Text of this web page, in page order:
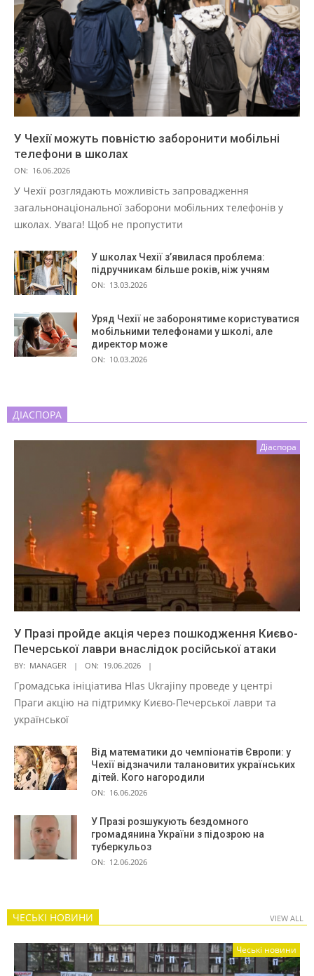
У Чехії можуть повністю заборонити мобільні
телефони в школах
ON: 16.06.2026
У Чехії розглядають можливість запровадження
загальнонаціональної заборони мобільних телефонів у
школах. Увага! Щоб не пропустити
У школах Чехії з’явилася проблема:
підручникам більше років, ніж учням
ON: 13.03.2026
Уряд Чехії не заборонятиме користуватися
мобільними телефонами у школі, але
директор може
ON: 10.03.2026
ДІАСПОРА
Діаспора
У Празі пройде акція через пошкодження Києво-
Печерської лаври внаслідок російської атаки
BY: MANAGER ON: 19.06.2026
Громадська ініціатива Hlas Ukrajiny проведе у центрі
Праги акцію на підтримку Києво-Печерської лаври та
української
Від математики до чемпіонатів Європи: у
Чехії відзначили талановитих українських
дітей. Кого нагородили
ON: 16.06.2026
У Празі розшукують бездомного
громадянина України з підозрою на
туберкульоз
ON: 12.06.2026
ЧЕСЬКІ НОВИНИ VIEW ALL
Чеські новини